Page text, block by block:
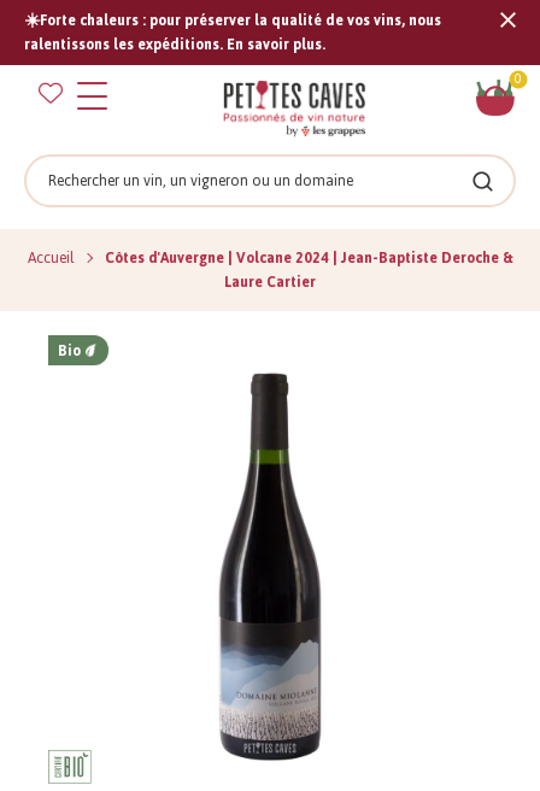
☀️Forte chaleurs : pour préserver la qualité de vos vins, nous
ralentissons les expéditions. En savoir plus.
0
Rechercher
Accueil
Côtes d'Auvergne | Volcane 2024 | Jean-Baptiste Deroche &
Laure Cartier
Bio